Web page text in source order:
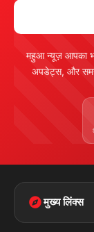
महुआ न्यूज़ आपका
अपडेट्स, और
मुख्य लिंक्स